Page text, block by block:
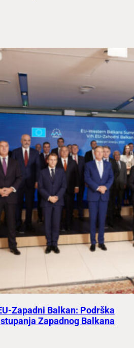
Zapadni Balkan: Podrška
Zapadnog Balkana